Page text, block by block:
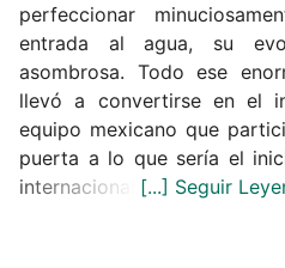
perfeccionar
entrada al agua, su
asombrosa. Todo ese
llevó a convertirse en el
equipo mexicano que
puerta a lo que sería el
internacional.